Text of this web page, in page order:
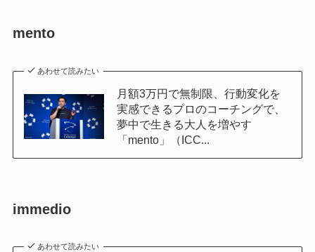
mento
あわせて読みたい
月額3万円で無制限、行動変化を
実感できるプロのコーチングで、
夢中で生きる大人を増やす
「mento」（ICC...
immedio
あわせて読みたい